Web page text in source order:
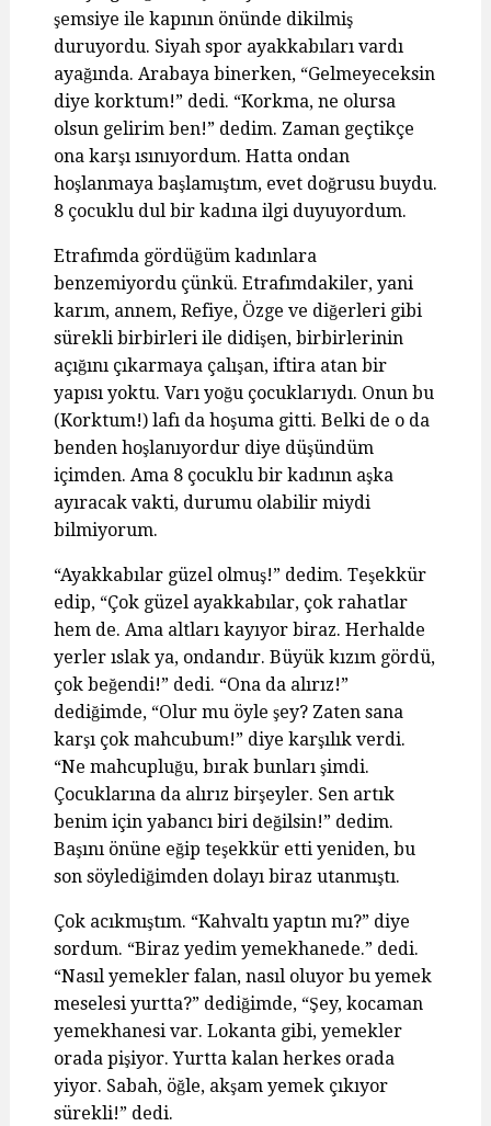
şemsiye ile kapının önünde dikilmiş
duruyordu. Siyah spor ayakkabıları vardı
ayağında. Arabaya binerken, “Gelmeyeceksin
diye korktum!” dedi. “Korkma, ne olursa
olsun gelirim ben!” dedim. Zaman geçtikçe
ona karşı ısınıyordum. Hatta ondan
hoşlanmaya başlamıştım, evet doğrusu buydu.
8 çocuklu dul bir kadına ilgi duyuyordum.
Etrafımda gördüğüm kadınlara
benzemiyordu çünkü. Etrafımdakiler, yani
karım, annem, Refiye, Özge ve diğerleri gibi
sürekli birbirleri ile didişen, birbirlerinin
açığını çıkarmaya çalışan, iftira atan bir
yapısı yoktu. Varı yoğu çocuklarıydı. Onun bu
(Korktum!) lafı da hoşuma gitti. Belki de o da
benden hoşlanıyordur diye düşündüm
içimden. Ama 8 çocuklu bir kadının aşka
ayıracak vakti, durumu olabilir miydi
bilmiyorum.
“Ayakkabılar güzel olmuş!” dedim. Teşekkür
edip, “Çok güzel ayakkabılar, çok rahatlar
hem de. Ama altları kayıyor biraz. Herhalde
yerler ıslak ya, ondandır. Büyük kızım gördü,
çok beğendi!” dedi. “Ona da alırız!”
dediğimde, “Olur mu öyle şey? Zaten sana
karşı çok mahcubum!” diye karşılık verdi.
“Ne mahcupluğu, bırak bunları şimdi.
Çocuklarına da alırız birşeyler. Sen artık
benim için yabancı biri değilsin!” dedim.
Başını önüne eğip teşekkür etti yeniden, bu
son söylediğimden dolayı biraz utanmıştı.
Çok acıkmıştım. “Kahvaltı yaptın mı?” diye
sordum. “Biraz yedim yemekhanede.” dedi.
“Nasıl yemekler falan, nasıl oluyor bu yemek
meselesi yurtta?” dediğimde, “Şey, kocaman
yemekhanesi var. Lokanta gibi, yemekler
orada pişiyor. Yurtta kalan herkes orada
yiyor. Sabah, öğle, akşam yemek çıkıyor
sürekli!” dedi.